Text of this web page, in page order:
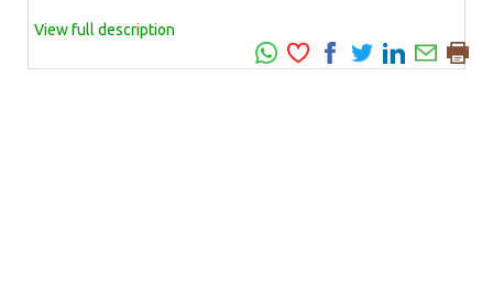
View full description